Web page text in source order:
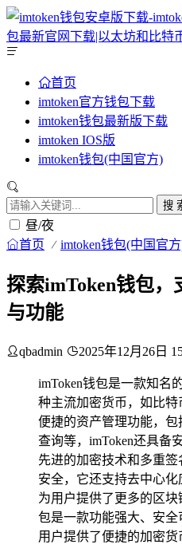
首页
imtoken官方钱包下载
imtoken钱包最新版下载
imtoken IOS版
imtoken钱包(中国官方)
搜
昼/夜
首页 imtoken钱包(中国官
探索imToken钱包，
与功能
qbadmin 2025年12月26日
imToken钱包是一款知名
种主流加密货币，如比
便捷的资产管理功能，
查询等，imToken还具备
先进的加密技术和多重
安全，它还支持去中心化
为用户提供了更多的区块
包是一款功能强大、安
用户提供了便捷的加密货